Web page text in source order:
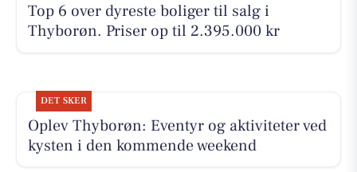
Top 6 over dyreste boliger til salg i
Thyborøn. Priser op til 2.395.000 kr
DET SKER
Oplev Thyborøn: Eventyr og aktiviteter ved
kysten i den kommende weekend